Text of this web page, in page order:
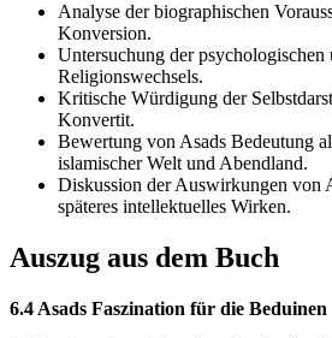
Analyse der biographischen
Konversion.
Untersuchung der psychologischen
Religionswechsels.
Kritische Würdigung der
Konvertit.
Bewertung von Asads Bedeutung
islamischer Welt und Abendland.
Diskussion der Auswirkungen von
späteres intellektuelles Wirken.
Auszug aus dem Buch
6.4 Asads Faszination für die Beduinen